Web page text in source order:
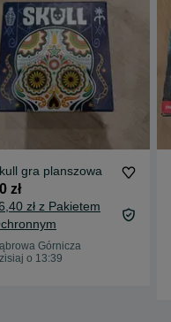
gra planszowa
zł
zł z Pakietem
Górnicza
o 13:39